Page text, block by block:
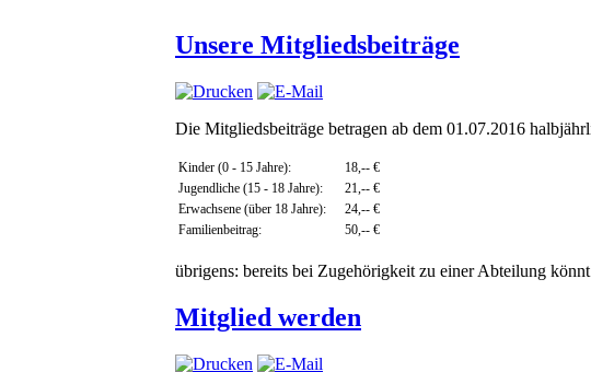
Unsere Mitgliedsbeiträge
Die Mitgliedsbeiträge betragen ab dem 01.07.2016
Kinder (0 - 15 Jahre):
18,-- €
Jugendliche (15 - 18 Jahre):
21,-- €
Erwachsene (über 18 Jahre):
24,-- €
Familienbeitrag:
50,-- €
übrigens: bereits bei Zugehörigkeit zu einer Abteilung
Mitglied werden